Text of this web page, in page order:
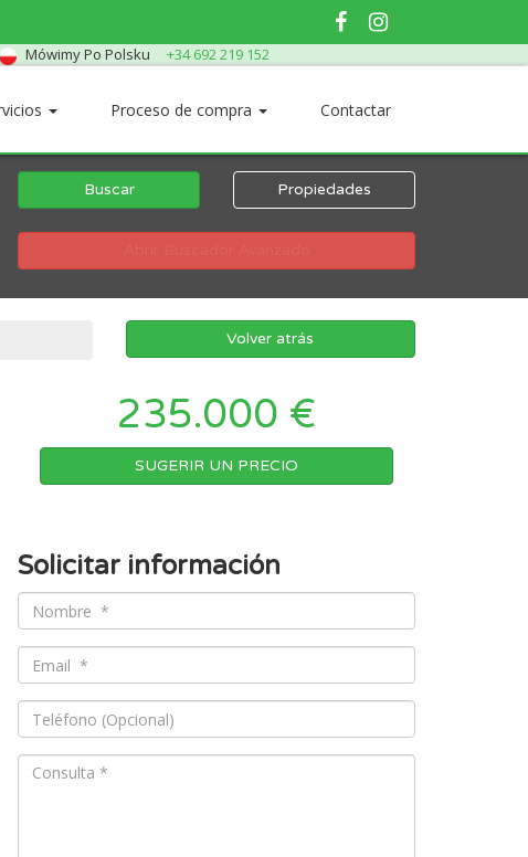
Mówimy Po Polsku +34 692 219 152
Proceso de compra Contactar
Buscar Propiedades
Volver atrás
235.000 €
SUGERIR UN PRECIO
Solicitar información